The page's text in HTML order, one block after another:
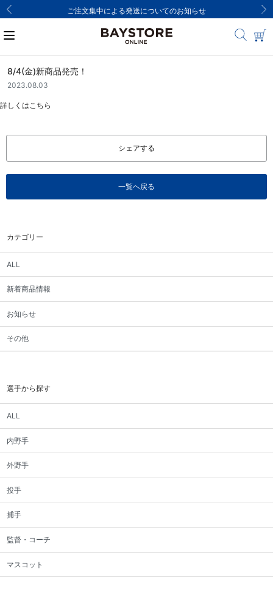
ご注文集中による発送についてのお知らせ
カテゴリー
ALL
新着商品情報
お知らせ
その他
選手から探す
ALL
内野手
外野手
投手
捕手
監督・コーチ
マスコット
8/4(金)新商品発売！
2023.08.03
詳しくはこちら
シェアする
一覧へ戻る